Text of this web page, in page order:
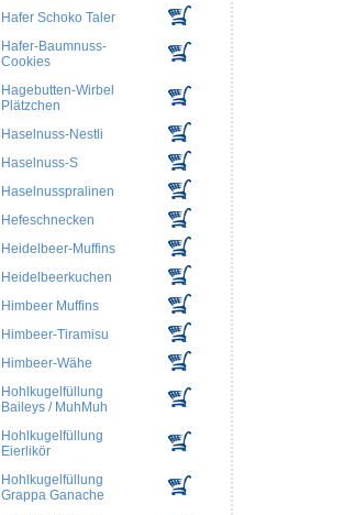
Hafer Schoko Taler
Hafer-Baumnuss-
Cookies
Hagebutten-Wirbel
Plätzchen
Haselnuss-Nestli
Haselnuss-S
Haselnusspralinen
Hefeschnecken
Heidelbeer-Muffins
Heidelbeerkuchen
Himbeer Muffins
Himbeer-Tiramisu
Himbeer-Wähe
Hohlkugelfüllung
Baileys / MuhMuh
Hohlkugelfüllung
Eierlikör
Hohlkugelfüllung
Grappa Ganache